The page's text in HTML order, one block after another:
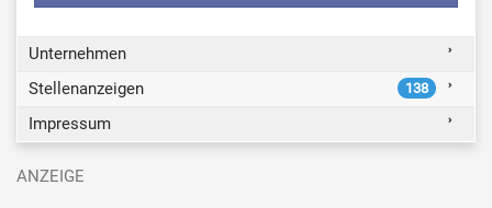
Unternehmen
Stellenanzeigen
138
Impressum